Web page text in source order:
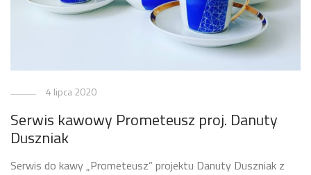
4 lipca 2020
Serwis kawowy Prometeusz proj. Danuty
Duszniak
Serwis do kawy „Prometeusz” projektu Danuty Duszniak z